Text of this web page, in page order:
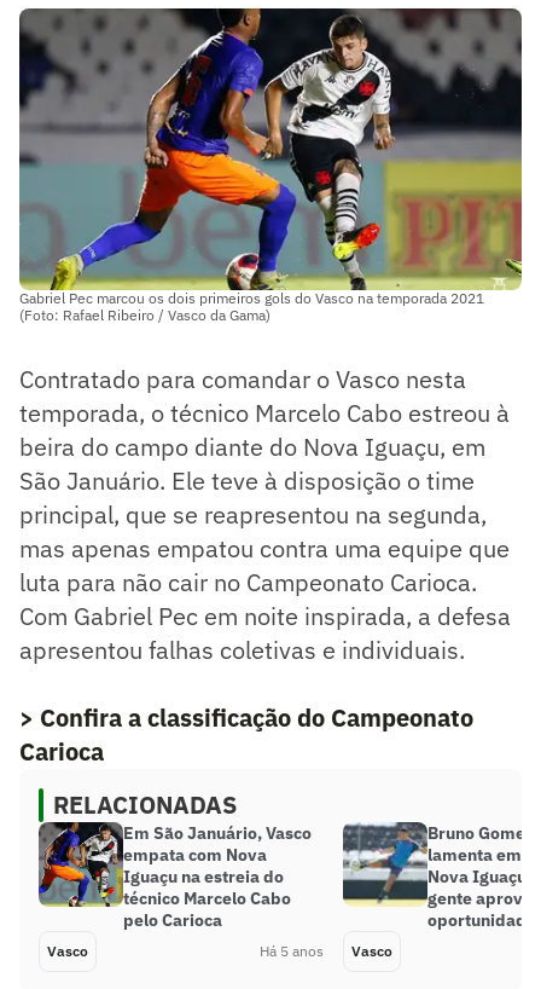
Gabriel Pec marcou os dois primeiros gols do Vasco na temporada 2021
(Foto: Rafael Ribeiro / Vasco da Gama)
Contratado para comandar o Vasco nesta
temporada, o técnico Marcelo Cabo estreou à
beira do campo diante do Nova Iguaçu, em
São Januário. Ele teve à disposição o time
principal, que se reapresentou na segunda,
mas apenas empatou contra uma equipe que
luta para não cair no Campeonato Carioca.
Com Gabriel Pec em noite inspirada, a defesa
apresentou falhas coletivas e individuais.
> Confira a classificação do Campeonato
Carioca
RELACIONADAS
Em São Januário, Vasco
empata com Nova
Iguaçu na estreia do
técnico Marcelo Cabo
pelo Carioca
Vasco Há 5 anos
Bruno
lamenta
Nova Iguaçu:
gente
Vasco